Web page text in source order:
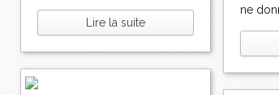
Lire la suite
ne
5
9
6